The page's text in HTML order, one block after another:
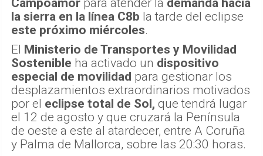
Campoamor para atender la demanda hacia
la sierra en la línea C8b la tarde del eclipse
este próximo miércoles.
El Ministerio de Transportes y Movilidad
Sostenible ha activado un dispositivo
especial de movilidad para gestionar los
desplazamientos extraordinarios motivados
por el eclipse total de Sol, que tendrá lugar
el 12 de agosto y que cruzará la Península
de oeste a este al atardecer, entre A Coruña
y Palma de Mallorca, sobre las 20:30 horas.